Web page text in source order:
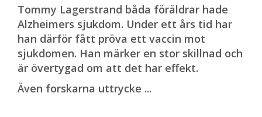
Tommy Lagerstrand båda föräldrar hade
Alzheimers sjukdom. Under ett års tid har
han därför fått pröva ett vaccin mot
sjukdomen. Han märker en stor skillnad och
är övertygad om att det har effekt.
Även forskarna uttrycke ...